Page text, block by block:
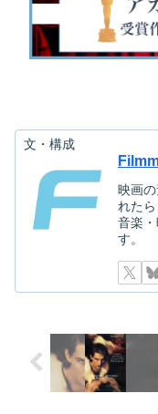
文・構成
映画
れた
音楽
す。